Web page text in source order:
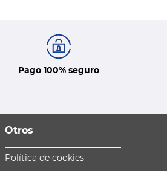
Pago 100% seguro
Otros
Política de cookies